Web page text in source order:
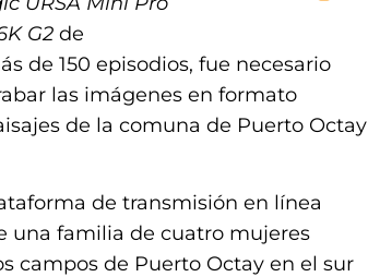
G2 de
de 150 episodios, fue necesario
las imágenes en formato
de la comuna de Puerto Octay
de transmisión en línea
una familia de cuatro mujeres
campos de Puerto Octay en el sur